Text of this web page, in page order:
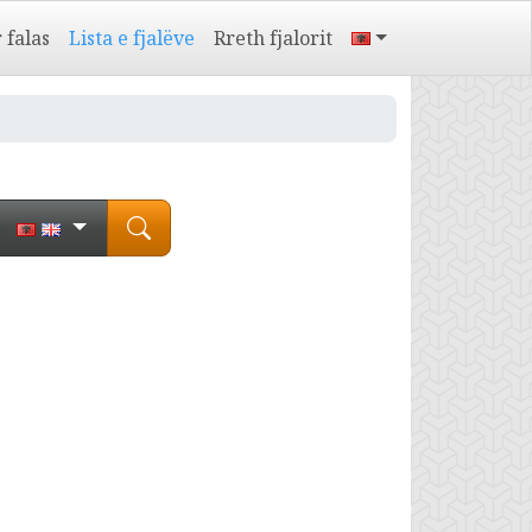
falas Lista e fjalëve Rreth fjalorit